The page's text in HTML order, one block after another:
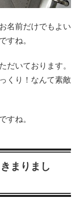
名前だけでもよい
すね。
だいております。
くり！なんて素敵
すね。
まりまし